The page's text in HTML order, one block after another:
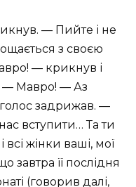
— Пийте і не
з своєю
— крикнув і
— Мавро! — Аз
задрижав. —
вступити… Та ти
жінки ваші, мої
завтра її послідня
(говорив далі,